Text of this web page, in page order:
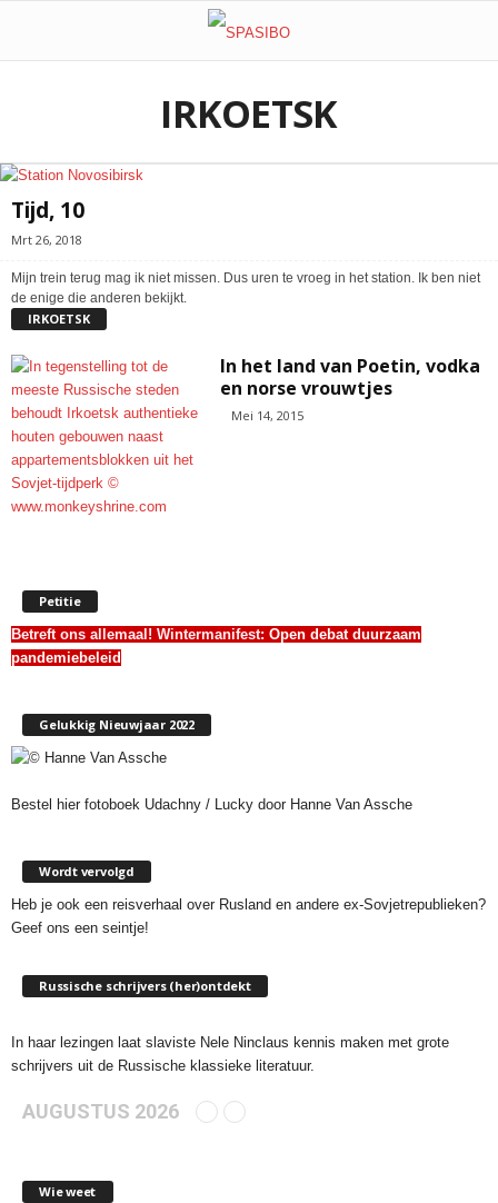
IRKOETSK
Tijd, 10
Mrt 26, 2018
Mijn trein terug mag ik niet missen. Dus uren te vroeg in het station. Ik ben niet
de enige die anderen bekijkt.
IRKOETSK
In het land van Poetin, vodka
en norse vrouwtjes
Mei 14, 2015
Petitie
Betreft ons allemaal! Wintermanifest: Open debat duurzaam
pandemiebeleid
Gelukkig Nieuwjaar 2022
Bestel hier fotoboek Udachny / Lucky door Hanne Van Assche
Wordt vervolgd
Heb je ook een reisverhaal over Rusland en andere ex-Sovjetrepublieken?
Geef ons een seintje!
Russische schrijvers (her)ontdekt
In haar lezingen laat slaviste Nele Ninclaus kennis maken met grote
schrijvers uit de Russische klassieke literatuur.
AUGUSTUS 2026
Wie weet